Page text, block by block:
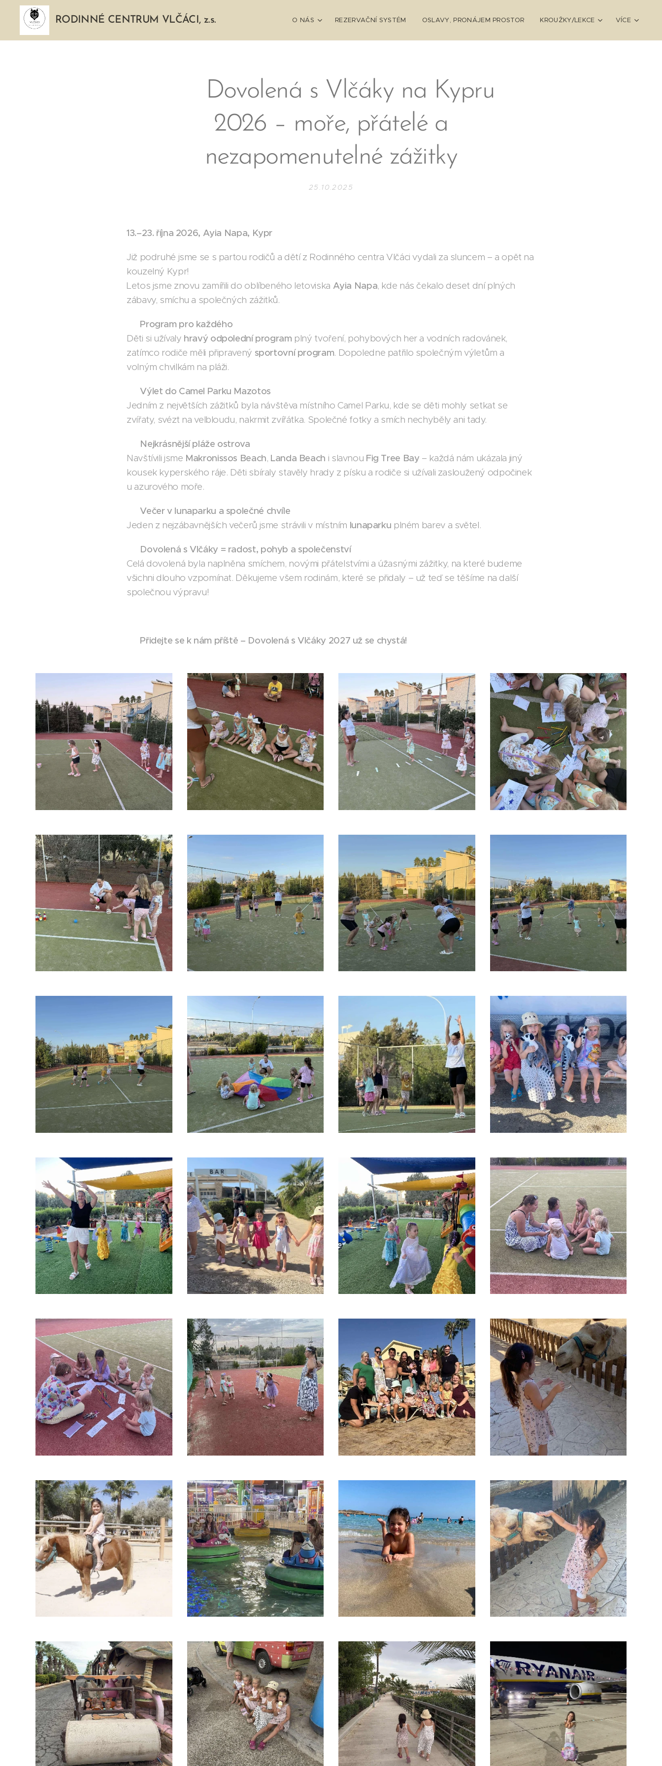
RODINNÉ CENTRUM VLČÁCI, z.s. O NÁS REZERVAČNÍ SYSTÉM OSLAVY, PRONÁJEM PROSTOR KROUŽKY/LEKCE VÍCE
🌴 Dovolená s Vlčáky na Kypru
2026 – moře, přátelé a
nezapomenutelné zážitky
25.10.2025
13.–23. října 2026, Ayia Napa, Kypr
Již podruhé jsme se s partou rodičů a dětí z Rodinného centra Vlčáci vydali za sluncem – a opět na
kouzelný Kypr!
Letos jsme znovu zamířili do oblíbeného letoviska Ayia Napa, kde nás čekalo deset dní plných
zábavy, smíchu a společných zážitků.
Program pro každého
Děti si užívaly hravý odpolední program plný tvoření, pohybových her a vodních radovánek,
zatímco rodiče měli připravený sportovní program. Dopoledne patřilo společným výletům a
volným chvilkám na pláži.
🐫Výlet do Camel Parku Mazotos
Jedním z největších zážitků byla návštěva místního Camel Parku, kde se děti mohly setkat se
zvířaty, svézt na velbloudu, nakrmit zvířátka. Společné fotky a smích nechyběly ani tady.
Nejkrásnější pláže ostrova
Navštívili jsme Makronissos Beach, Landa Beach i slavnou Fig Tree Bay – každá nám ukázala jiný
kousek kyperského ráje. Děti sbíraly stavěly hrady z písku a rodiče si užívali zasloužený odpočinek
u azurového moře.
🎡Večer v lunaparku a společné chvíle
Jeden z nejzábavnějších večerů jsme strávili v místním lunaparku plném barev a světel.
Dovolená s Vlčáky = radost, pohyb a společenství
Celá dovolená byla naplněna smíchem, novými přátelstvími a úžasnými zážitky, na které budeme
všichni dlouho vzpomínat. Děkujeme všem rodinám, které se přidaly – už teď se těšíme na další
společnou výpravu!
Přidejte se k nám příště – Dovolená s Vlčáky 2027 už se chystá!